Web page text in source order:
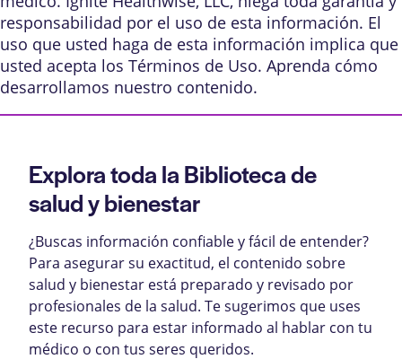
responsabilidad por el uso de esta información. El
uso que usted haga de esta información implica que
usted acepta los Términos de Uso. Aprenda cómo
desarrollamos nuestro contenido.
Explora toda la Biblioteca de
salud y bienestar
¿Buscas información confiable y fácil de entender?
Para asegurar su exactitud, el contenido sobre
salud y bienestar está preparado y revisado por
profesionales de la salud. Te sugerimos que uses
este recurso para estar informado al hablar con tu
médico o con tus seres queridos.